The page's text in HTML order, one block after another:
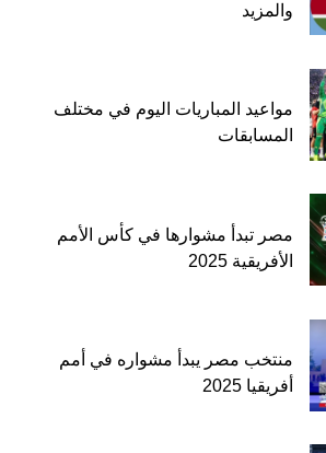
والمزيد
مواعيد المباريات اليوم في مختلف
المسابقات
مصر تبدأ مشوارها في كأس الأمم
الأفريقية 2025
منتخب مصر يبدأ مشواره في أمم
أفريقيا 2025